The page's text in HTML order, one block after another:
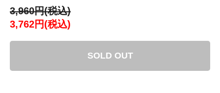
3,960円(税込)
3,762円(税込)
SOLD OUT